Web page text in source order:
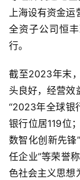
上海设有资金运
全资子公司恒
行。
截至2023年末
头良好，经营效
“2023年全球银
银行位居119位
数智化创新先锋
任企业”等荣誉
色社会主义思想